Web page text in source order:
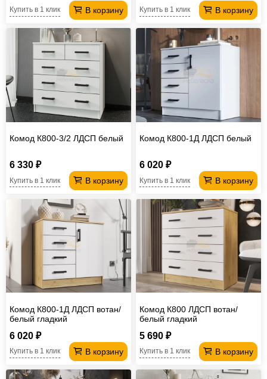
В корзину
Купить в 1 клик В корзину
Купить в 1 клик
Комод К800-3/2 ЛДСП белый
6 330 ₽
В корзину
Купить в 1 клик
Комод К800-1Д ЛДСП белый
6 020 ₽
В корзину
Купить в 1 клик
Комод К800-1Д ЛДСП вотан/
белый гладкий
6 020 ₽
В корзину
Купить в 1 клик
Комод К800 ЛДСП вотан/
белый гладкий
5 690 ₽
В корзину
Купить в 1 клик